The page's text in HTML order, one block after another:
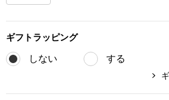
集
タログ
ギフト ラッピング
しない する